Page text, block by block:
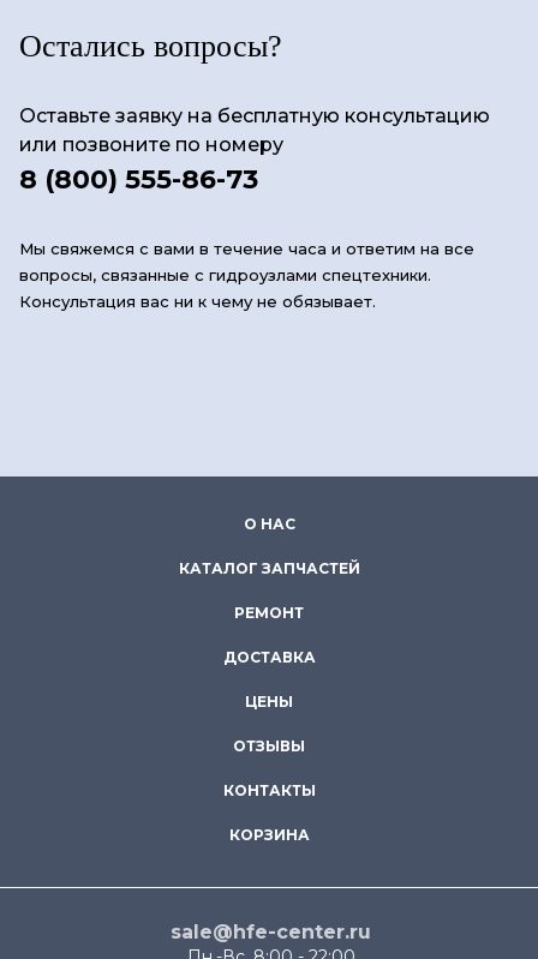
Остались вопросы?
Оставьте заявку на бесплатную консультацию
или позвоните по номеру
8 (800) 555-86-73
Мы свяжемся с вами в течение часа и ответим на все
вопросы, связанные с гидроузлами спецтехники.
Консультация вас ни к чему не обязывает.
О НАС
КАТАЛОГ ЗАПЧАСТЕЙ
РЕМОНТ
ДОСТАВКА
ЦЕНЫ
ОТЗЫВЫ
КОНТАКТЫ
КОРЗИНА
sale@hfe-center.ru